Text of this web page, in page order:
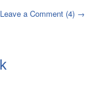
Leave a Comment (4) →